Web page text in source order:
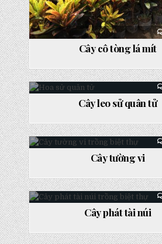
Cây cô tòng lá mít
in
Cây leo sử quân tử
in
Cây tường vi
in
Cây phát tài núi